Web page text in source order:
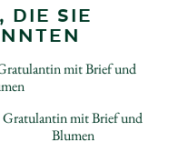
DIE SIE
Gratulantin mit Brief und
Blumen